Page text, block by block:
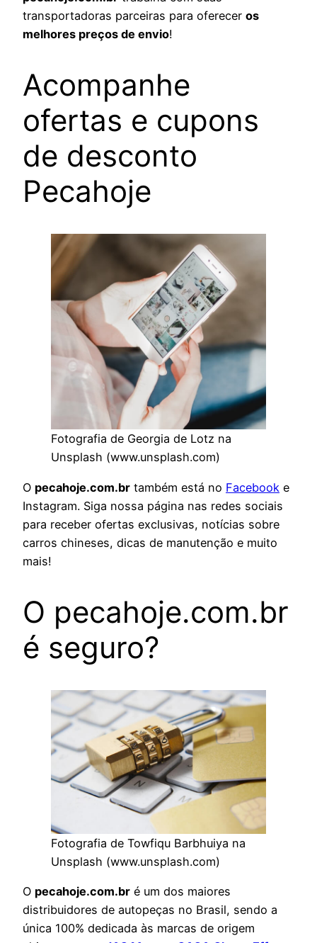
transportadoras parceiras para oferecer os
melhores preços de envio!
Acompanhe
ofertas e cupons
de desconto
Pecahoje
Fotografia de Georgia de Lotz na
Unsplash (www.unsplash.com)
O pecahoje.com.br também está no Facebook e
Instagram. Siga nossa página nas redes sociais
para receber ofertas exclusivas, notícias sobre
carros chineses, dicas de manutenção e muito
mais!
O pecahoje.com.br
é seguro?
Fotografia de Towfiqu Barbhuiya na
Unsplash (www.unsplash.com)
O pecahoje.com.br é um dos maiores
distribuidores de autopeças no Brasil, sendo a
única 100% dedicada às marcas de origem